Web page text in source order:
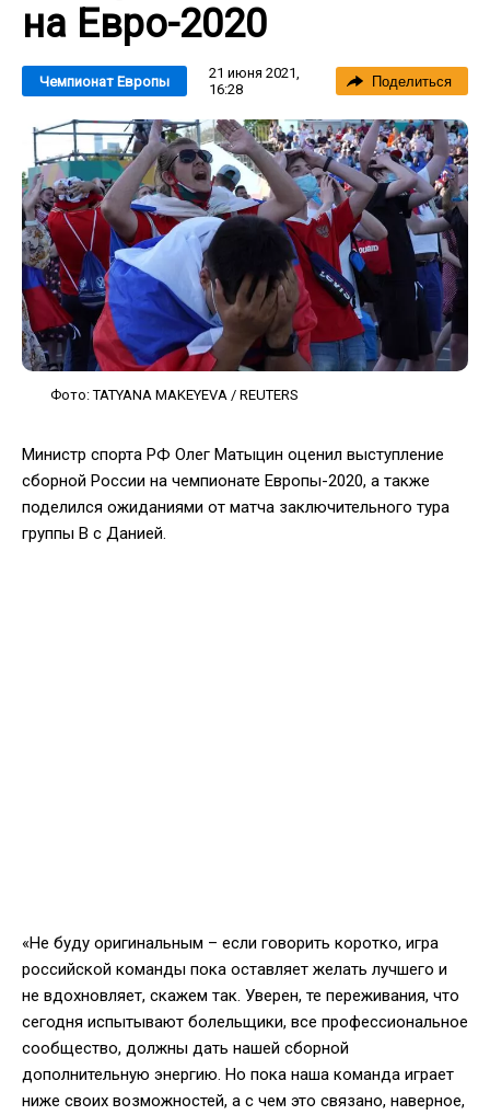
на Евро-2020
Чемпионат Европы
21 июня 2021,
16:28
Поделиться
Фото: TATYANA MAKEYEVA / REUTERS
Министр спорта РФ Олег Матыцин оценил выступление
сборной России на чемпионате Европы-2020, а также
поделился ожиданиями от матча заключительного тура
группы В с Данией.
«Не буду оригинальным – если говорить коротко, игра
российской команды пока оставляет желать лучшего и
не вдохновляет, скажем так. Уверен, те переживания, что
сегодня испытывают болельщики, все профессиональное
сообщество, должны дать нашей сборной
дополнительную энергию. Но пока наша команда играет
ниже своих возможностей, а с чем это связано, наверное,